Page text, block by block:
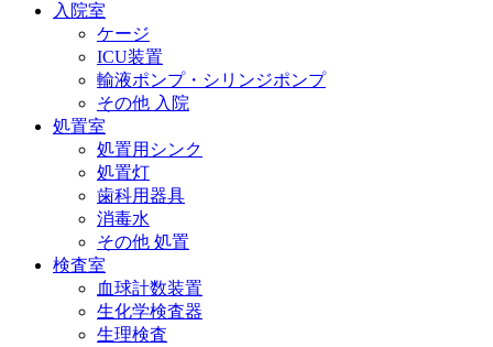
入院室
ケージ
ICU装置
輸液ポンプ・シリンジポンプ
その他 入院
処置室
処置用シンク
処置灯
歯科用器具
消毒水
その他 処置
検査室
血球計数装置
生化学検査器
生理検査